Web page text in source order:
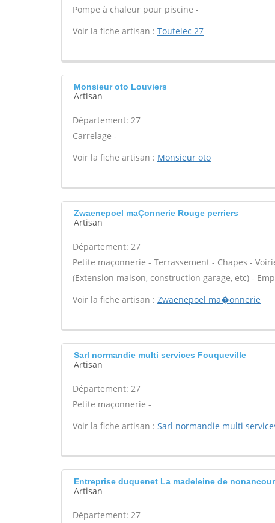
Pompe à chaleur pour piscine -
Voir la fiche artisan : Toutelec 27
Monsieur oto Louviers
Artisan
Département: 27
Carrelage -
Voir la fiche artisan : Monsieur oto
Zwaenepoel maÇonnerie Rouge perriers
Artisan
Département: 27
Petite maçonnerie - Terrassement - Chapes -
(Extension maison, construction garage, etc) -
Voir la fiche artisan : Zwaenepoel ma�onnerie
Sarl normandie multi services Fouqueville
Artisan
Département: 27
Petite maçonnerie -
Voir la fiche artisan : Sarl normandie multi
Entreprise duquenet La madeleine de
Artisan
Département: 27